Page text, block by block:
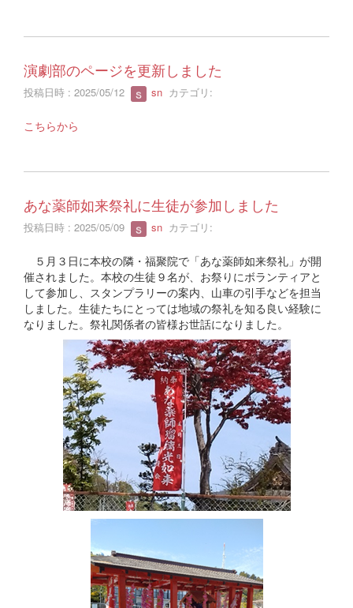
演劇部のページを更新しました
投稿日時 : 2025/05/12 sn カテゴリ:
こちらから
あな薬師如来祭礼に生徒が参加しました
投稿日時 : 2025/05/09 sn カテゴリ:
５月３日に本校の隣・福聚院で「あな薬師如来祭礼」が開
催されました。本校の生徒９名が、お祭りにボランティアと
して参加し、スタンプラリーの案内、山車の引手などを担当
しました。生徒たちにとっては地域の祭礼を知る良い経験に
なりました。祭礼関係者の皆様お世話になりました。